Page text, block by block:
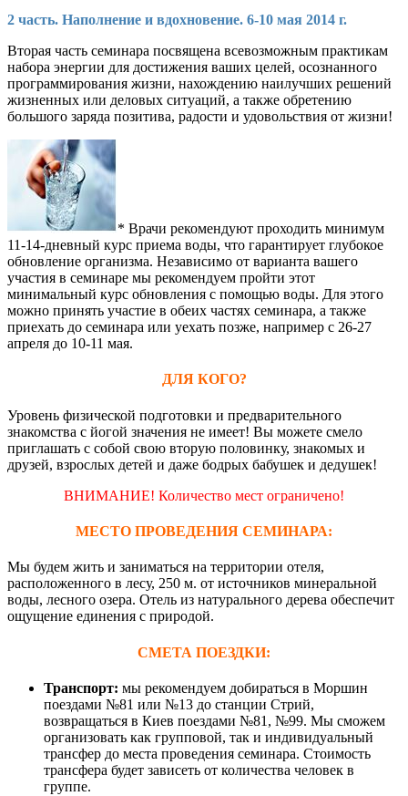
2 часть. Наполнение и вдохновение. 6-10 мая 2014 г.
Вторая часть семинара посвящена всевозможным практикам
набора энергии для достижения ваших целей, осознанного
программирования жизни, нахождению наилучших решений
жизненных или деловых ситуаций, а также обретению
большого заряда позитива, радости и удовольствия от жизни!
* Врачи рекомендуют проходить минимум
11-14-дневный курс приема воды, что гарантирует глубокое
обновление организма. Независимо от варианта вашего
участия в семинаре мы рекомендуем пройти этот
минимальный курс обновления с помощью воды. Для этого
можно принять участие в обеих частях семинара, а также
приехать до семинара или уехать позже, например с 26-27
апреля до 10-11 мая.
ДЛЯ КОГО?
Уровень физической подготовки и предварительного
знакомства с йогой значения не имеет! Вы можете смело
приглашать с собой свою вторую половинку, знакомых и
друзей, взрослых детей и даже бодрых бабушек и дедушек!
ВНИМАНИЕ! Количество мест ограничено!
МЕСТО ПРОВЕДЕНИЯ СЕМИНАРА:
Мы будем жить и заниматься на территории отеля,
расположенного в лесу, 250 м. от источников минеральной
воды, лесного озера. Отель из натурального дерева обеспечит
ощущение единения с природой.
СМЕТА ПОЕЗДКИ:
Транспорт: мы рекомендуем добираться в Моршин
поездами №81 или №13 до станции Стрий,
возвращаться в Киев поездами №81, №99. Мы сможем
организовать как групповой, так и индивидуальный
трансфер до места проведения семинара. Стоимость
трансфера будет зависеть от количества человек в
группе.